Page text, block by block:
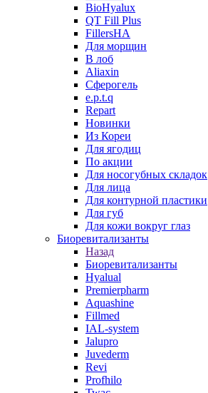
BioHyalux
QT Fill Plus
FillersHA
Для морщин
В лоб
Aliaxin
Сферогель
e.p.t.q
Repart
Новинки
Из Кореи
Для ягодиц
По акции
Для носогубных складок
Для лица
Для контурной пластики
Для губ
Для кожи вокруг глаз
Биоревитализанты
Назад
Биоревитализанты
Hyalual
Premierpharm
Aquashine
Fillmed
IAL-system
Jalupro
Juvederm
Revi
Profhilo